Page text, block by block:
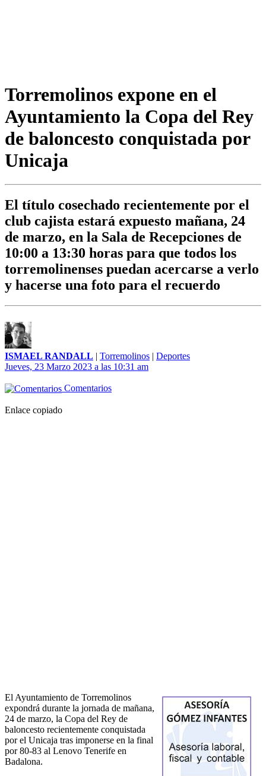
Torremolinos expone en el
Ayuntamiento la Copa del Rey
de baloncesto conquistada por
Unicaja
El título cosechado recientemente por el
club cajista estará expuesto mañana, 24
de marzo, en la Sala de Recepciones de
10:00 a 13:30 horas para que todos los
torremolinenses puedan acercarse a verlo
y hacerse una foto para el recuerdo
ISMAEL RANDALL | Torremolinos | Deportes
Jueves, 23 Marzo 2023 a las 10:31 am
Comentarios
Enlace copiado
El Ayuntamiento de Torremolinos
expondrá durante la jornada de mañana,
24 de marzo, la Copa del Rey de
baloncesto recientemente conquistada
por el Unicaja tras imponerse en la final
por 80-83 al Lenovo Tenerife en
Badalona.